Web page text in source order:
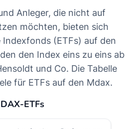
Anleger, die nicht auf
möchten, bieten sich
(ETFs) auf den
den Index eins zu eins ab
und Co. Die Tabelle
für ETFs auf den Mdax.
ETFs